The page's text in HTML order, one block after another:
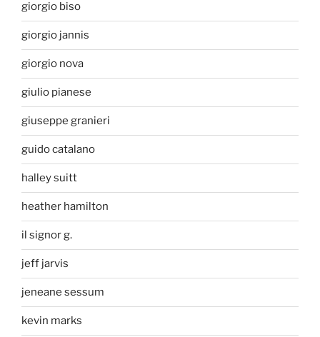
giorgio biso
giorgio jannis
giorgio nova
giulio pianese
giuseppe granieri
guido catalano
halley suitt
heather hamilton
il signor g.
jeff jarvis
jeneane sessum
kevin marks